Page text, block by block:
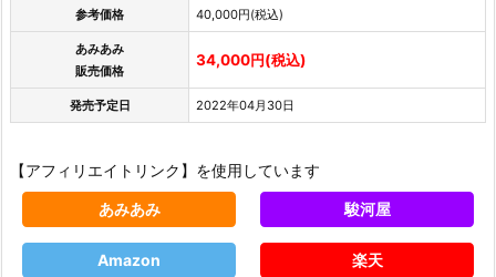
参考価格 40,000円(税込)
あみあみ
販売価格
34,000円(税込)
発売予定日 2022年04月30日
【アフィリエイトリンク】を使用しています
あみあみ 駿河屋
Amazon 楽天